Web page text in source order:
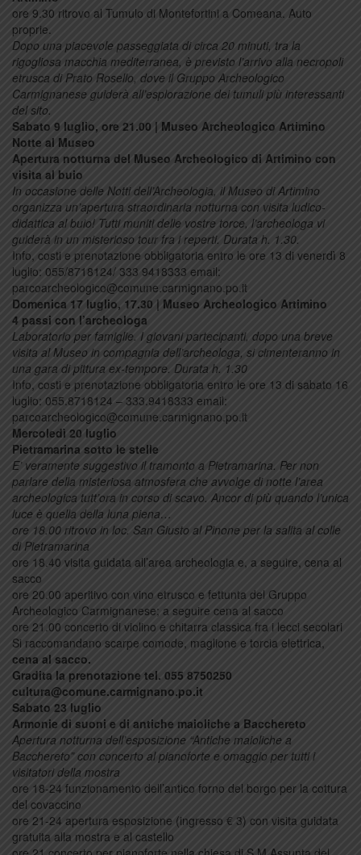
ore 9.30 ritrovo al Tumulo di Montefortini a Comeana. Auto
proprie.
Dopo una piacevole passeggiata di circa 20 minuti, tra la
rigogliosa macchia mediterranea, è previsto l’arrivo alla necropoli
etrusca di Prato Rosello, dove il Gruppo Archeologico
Carmignanese guiderà all’esplorazione dei tumuli più interessanti
del sito.
Sabato 9 luglio, ore 21.00 | Museo Archeologico Artimino
Notte al Museo
Apertura notturna del Museo Archeologico di Artimino con
visita al buio
In occasione delle Notti dell’Archeologia, il Museo di Artimino
organizza un’apertura straordinaria notturna con visita ludico-
didattica al buio! Tutti muniti delle vostre torce, l’archeologa vi
guiderà in un misterioso tour fra i reperti. Durata h. 1.30.
Info, costi e prenotazione obbligatoria entro le ore 13 di venerdì 8
luglio: 055/8718124/ 333 9418333 email:
parcoarcheologico@comune.carmignano.po.it
Domenica 17 luglio, 17.30 | Museo Archeologico Artimino
4 passi con l’archeologa
Laboratorio per famiglie. I giovani partecipanti, dopo una breve
visita al Museo in compagnia dell’archeologa, si cimenteranno in
una gara di pittura ex-tempore. Durata h. 1.30
Info, costi e prenotazione obbligatoria entro le ore 13 di sabato 16
luglio: 055.8718124 – 333.9418333 email:
parcoarcheologico@comune.carmignano.po.it
Mercoledì 20 luglio
Pietramarina sotto le stelle
E’ veramente suggestivo il tramonto a Pietramarina. Per non
parlare della misteriosa atmosfera che avvolge di notte l’area
archeologica tutt’ora in corso di scavo. Ancor di più quando l’unica
luce è quella della luna piena…
ore 18.00 ritrovo in loc. San Giusto al Pinone per la salita al colle
di Pietramarina
ore 18.40 visita guidata all’area archeologia e, a seguire, cena al
sacco
ore 20.00 aperitivo con vino etrusco e fettunta del Gruppo
Archeologico Carmignanese; a seguire cena al sacco
ore 21.00 concerto di violino e chitarra classica fra i lecci secolari
Si raccomandano scarpe comode, maglione e torcia elettrica,
cena al sacco.
Gradita la prenotazione tel. 055 8750250
cultura@comune.carmignano.po.it
Sabato 23 luglio
Armonie di suoni e di antiche maioliche a Bacchereto
Apertura notturna dell’esposizione “Antiche maioliche a
Bacchereto” con concerto al pianoforte e omaggio per tutti i
visitatori della mostra
ore 18-24 funzionamento dell’antico forno del borgo per la cottura
del covaccino
ore 21-24 apertura esposizione (ingresso € 3) con visita guidata
gratuita alla mostra e al castello